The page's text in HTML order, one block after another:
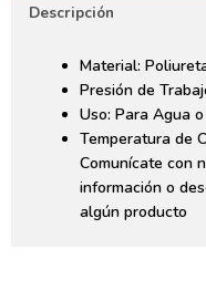
Descripción
Material:
Presión de
Uso: Para Agua
Temperatura de
Comunícate con
información o
algún producto